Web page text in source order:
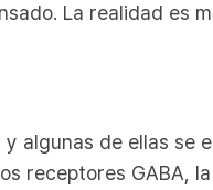
La realidad es
algunas de ellas se
receptores GABA,